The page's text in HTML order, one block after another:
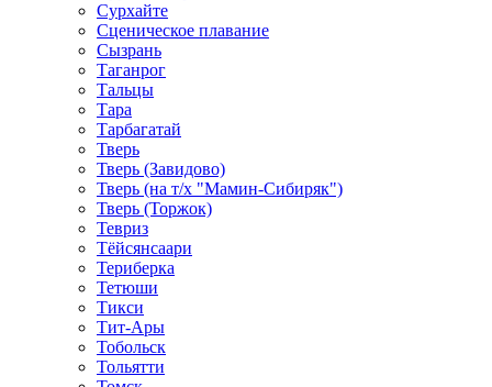
Сурхайте
Сценическое плавание
Сызрань
Таганрог
Тальцы
Тара
Тарбагатай
Тверь
Тверь (Завидово)
Тверь (на т/х "Мамин-Сибиряк")
Тверь (Торжок)
Тевриз
Тёйсянсаари
Териберка
Тетюши
Тикси
Тит-Ары
Тобольск
Тольятти